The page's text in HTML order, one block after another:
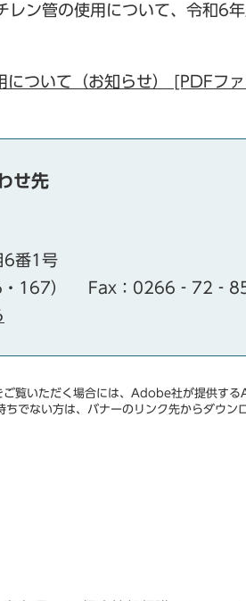
レン管の使用について、令和6
について（お知らせ） [PDFフ
せ先
6番1号
167）
Fax：
ご覧いただく場合には、Adobe社が提供す
でない方は、バナーのリンク先からダウン